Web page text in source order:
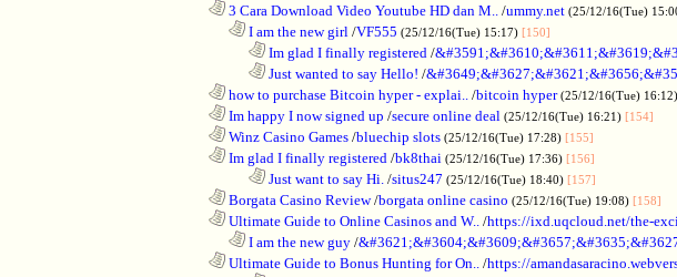
3 Cara Download Video Youtube HD dan M.. /ummy.net (25/12/16(Tue)
I am the new girl /VF555 (25/12/16(Tue) 15:17) [150]
Im glad I finally registered /
Just wanted to say Hello! /
how to purchase Bitcoin hyper - explai.. /bitcoin hyper (25/12/16(Tue) 16:12)
Im happy I now signed up /secure online deal (25/12/16(Tue) 16:21) [154]
Winz Casino Games /bluechip slots (25/12/16(Tue) 17:28) [155]
Im glad I finally registered /bk8thai (25/12/16(Tue) 17:36) [156]
Just want to say Hi. /situs247 (25/12/16(Tue) 18:40) [157]
Borgata Casino Review/borgata online casino (25/12/16(Tue) 19:08) [158]
Ultimate Guide to Online Casinos and W.. /https://ixd.uqcloud.net/the-
I am the new guy /
Ultimate Guide to Bonus Hunting for On.. /https://